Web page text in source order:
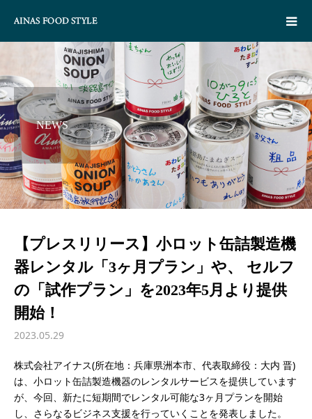
NEWS
【プレスリリース】小ロット缶詰製造機
器レンタル「3ヶ月プラン」や、 セルフ
の「試作プラン」を2023年5月より提供
開始！
2023.05.29
株式会社アイナス(所在地：兵庫県洲本市、代表取締役：大内 晋)
は、小ロット缶詰製造機器のレンタルサービスを提供しています
が、今回、新たに短期間でレンタル可能な3ヶ月プランを開始
し、さらなるビジネス支援を行っていくことを発表しました。